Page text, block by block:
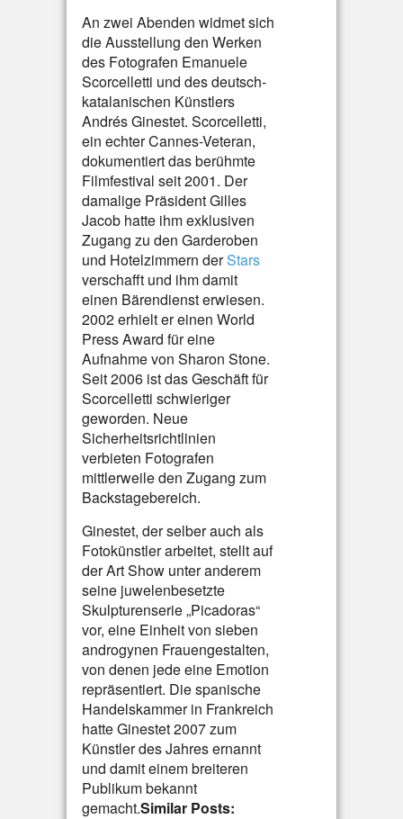
An zwei Abenden widmet sich
die Ausstellung den Werken
des Fotografen Emanuele
Scorcelletti und des deutsch-
katalanischen Künstlers
Andrés Ginestet. Scorcelletti,
ein echter Cannes-Veteran,
dokumentiert das berühmte
Filmfestival seit 2001. Der
damalige Präsident Gilles
Jacob hatte ihm exklusiven
Zugang zu den Garderoben
und Hotelzimmern derStars
verschafft und ihm damit
einen Bärendienst erwiesen.
2002 erhielt er einen World
Press Award für eine
Aufnahme von Sharon Stone.
Seit 2006 ist das Geschäft für
Scorcelletti schwieriger
geworden. Neue
Sicherheitsrichtlinien
verbieten Fotografen
mittlerweile den Zugang zum
Backstagebereich.
Ginestet, der selber auch als
Fotokünstler arbeitet, stellt auf
der Art Show unter anderem
seine juwelenbesetzte
Skulpturenserie „Picadoras“
vor, eine Einheit von sieben
androgynen Frauengestalten,
von denen jede eine Emotion
repräsentiert. Die spanische
Handelskammer in Frankreich
hatte Ginestet 2007 zum
Künstler des Jahres ernannt
und damit einem breiteren
Publikum bekannt
gemacht.Similar Posts: